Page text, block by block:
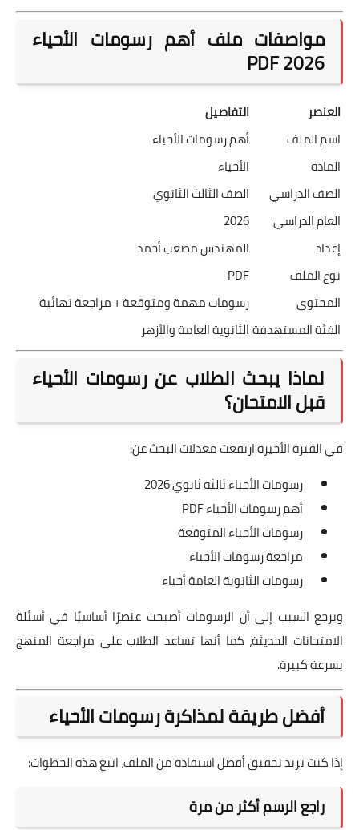
مواصفات ملف أهم رسومات الأحياء
2026 PDF
العنصر
التفاصيل
اسم الملف
أهم رسومات الأحياء
المادة
الأحياء
الصف الدراسي
الصف الثالث الثانوي
العام الدراسي
2026
إعداد
المهندس مصعب أحمد
نوع الملف
PDF
المحتوى
رسومات مهمة ومتوقعة + مراجعة نهائية
الفئة المستهدفةالثانوية العامة والأزهر
لماذا يبحث الطلاب عن رسومات الأحياء
قبل الامتحان؟
في الفترة الأخيرة ارتفعت معدلات البحث عن:
رسومات الأحياء ثالثة ثانوي 2026
أهم رسومات الأحياء PDF
رسومات الأحياء المتوقعة
مراجعة رسومات الأحياء
رسومات الثانوية العامة أحياء
ويرجع السبب إلى أن الرسومات أصبحت عنصرًا أساسيًا في أسئلة
الامتحانات الحديثة، كما أنها تساعد الطلاب على مراجعة المنهج
بسرعة كبيرة.
أفضل طريقة لمذاكرة رسومات الأحياء
إذا كنت تريد تحقيق أفضل استفادة من الملف، اتبع هذه الخطوات:
راجع الرسم أكثر من مرة